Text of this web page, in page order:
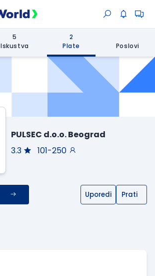
5
Iskustva
2
Plate
Poslovi
PULSEC d.o.o. Beograd
3.3
101-250
Uporedi Prati